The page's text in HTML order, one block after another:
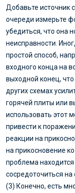
Добавьте источник
очереди измерьте
убедиться, что она
неисправности.
простой способ,
входного конца на
выходной конец, что
других схемах
горячей плиты или
использовать этот
привести к
реакции на
на прикосновение
проблема
сосредоточиться на
(3) Конечно, есть